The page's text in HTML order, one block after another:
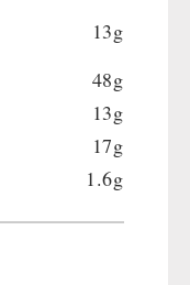
13g
48g
13g
17g
1.6g